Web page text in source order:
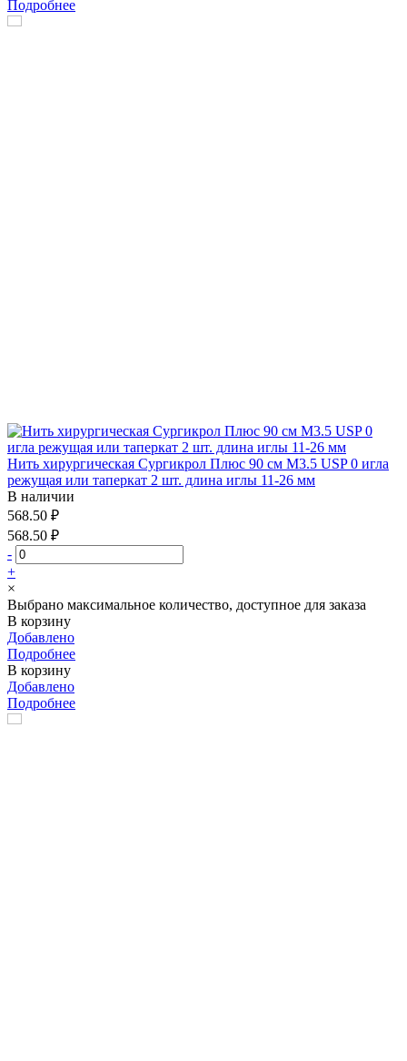
Подробнее
Нить хирургическая Сургикрол Плюс 90 см М3.5 USP 0 игла
режущая или таперкат 2 шт. длина иглы 11-26 мм
В наличии
568.50 ₽
568.50 ₽
-
+
×
Выбрано максимальное количество, доступное для заказа
В корзину
Добавлено
Подробнее
В корзину
Добавлено
Подробнее